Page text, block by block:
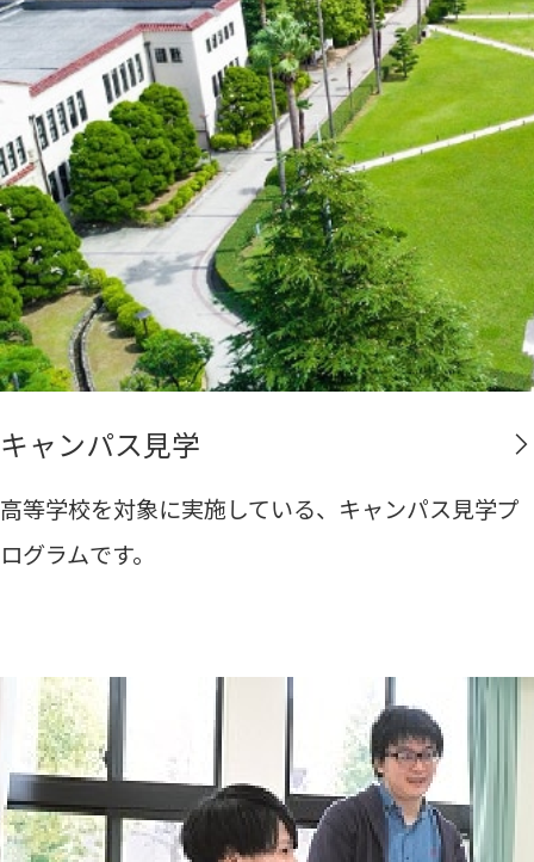
キャンパス見学
高等学校を対象に実施している、キャンパス見学プ
ログラムです。